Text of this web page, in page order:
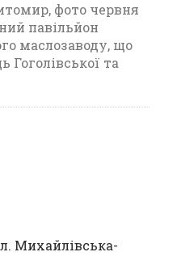
фото червня
павільйон
маслозаводу, що
Гоголівської та
Михайлівська-